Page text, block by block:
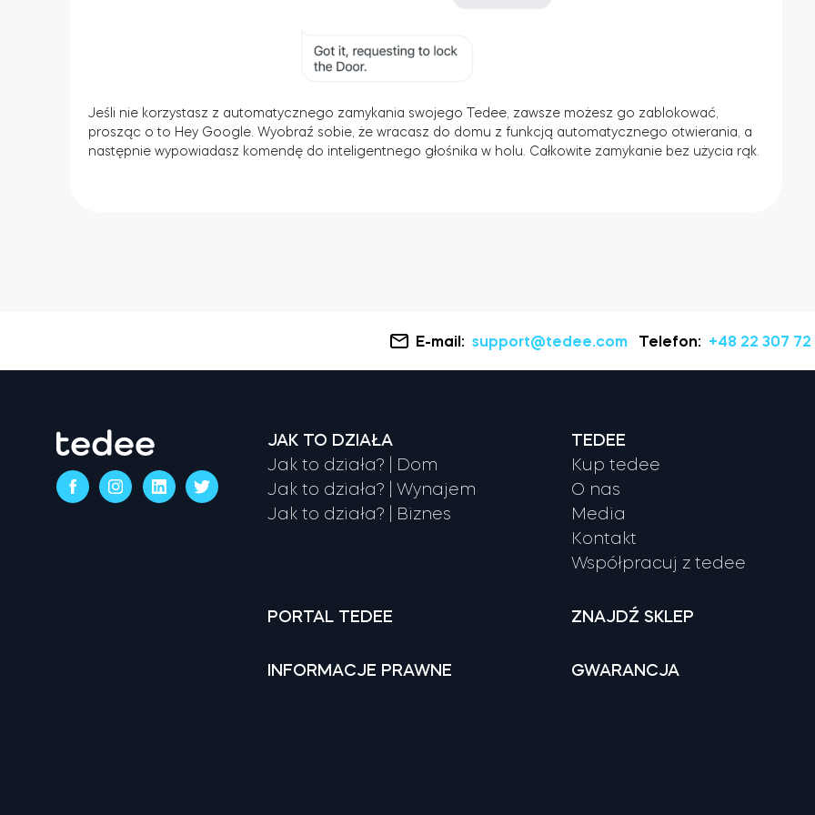
Jeśli nie korzystasz z automatycznego zamykania swojego Tedee, zawsze możesz go zablokować,
prosząc o to Hey Google. Wyobraź sobie, że wracasz do domu z funkcją automatycznego otwierania, a
następnie wypowiadasz komendę do inteligentnego głośnika w holu. Całkowite zamykanie bez użycia rąk.
E-mail: support@tedee.com Telefon: +48 22 307 72
JAK TO DZIAŁA
Jak to działa? | Dom
Jak to działa? | Wynajem
Jak to działa? | Biznes
TEDEE
Kup tedee
O nas
Media
Kontakt
Współpracuj z tedee
PORTAL TEDEE ZNAJDŹ SKLEP
INFORMACJE PRAWNE GWARANCJA